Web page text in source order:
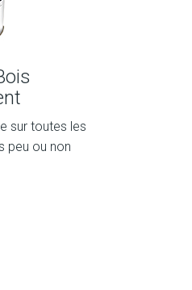
sur toutes les
peu ou non